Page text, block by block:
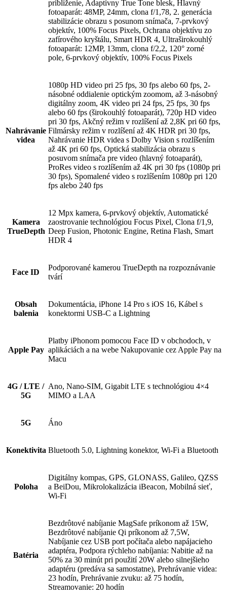
priblíženie, Adaptívny True Tone blesk, Hlavný
fotoaparát: 48MP, 24mm, clona f/1,78, 2. generácia
stabilizácie obrazu s posunom snímača, 7-prvkový
objektív, 100% Focus Pixels, Ochrana objektívu zo
zafírového kryštálu, Smart HDR 4, Ultraširokouhlý
fotoaparát: 12MP, 13mm, clona f/2,2, 120° zorné
pole, 6-prvkový objektív, 100% Focus Pixels
Nahrávanie
videa
1080p HD video pri 25 fps, 30 fps alebo 60 fps, 2-
násobné oddialenie optickým zoomom, až 3-násobný
digitálny zoom, 4K video pri 24 fps, 25 fps, 30 fps
alebo 60 fps (širokouhlý fotoaparát), 720p HD video
pri 30 fps, Akčný režim v rozlíšení až 2,8K pri 60 fps,
Filmársky režim v rozlíšení až 4K HDR pri 30 fps,
Nahrávanie HDR videa s Dolby Vision s rozlíšením
až 4K pri 60 fps, Optická stabilizácia obrazu s
posuvom snímača pre video (hlavný fotoaparát),
ProRes video s rozlíšením až 4K pri 30 fps (1080p pri
30 fps), Spomalené video s rozlíšením 1080p pri 120
fps alebo 240 fps
Kamera
TrueDepth
12 Mpx kamera, 6-prvkový objektív, Automatické
zaostrovanie technológiou Focus Pixel, Clona f/1,9,
Deep Fusion, Photonic Engine, Retina Flash, Smart
HDR 4
Face ID
Podporované kamerou TrueDepth na rozpoznávanie
tvárí
Obsah
balenia
Dokumentácia, iPhone 14 Pro s iOS 16, Kábel s
konektormi USB‑C a Lightning
Apple Pay
Platby iPhonom pomocou Face ID v obchodoch, v
aplikáciách a na webe Nakupovanie cez Apple Pay na
Macu
4G / LTE /
5G
Ano, Nano-SIM, Gigabit LTE s technológiou 4×4
MIMO a LAA
5G Áno
Konektivita Bluetooth 5.0, Lightning konektor, Wi-Fi a Bluetooth
Poloha
Digitálny kompas, GPS, GLONASS, Galileo, QZSS
a BeiDou, Mikrolokalizácia iBeacon, Mobilná sieť,
Wi‑Fi
Batéria
Bezdrôtové nabíjanie MagSafe príkonom až 15W,
Bezdrôtové nabíjanie Qi príkonom až 7,5W,
Nabíjanie cez USB port počítača alebo napájacieho
adaptéra, Podpora rýchleho nabíjania: Nabitie až na
50% za 30 minút pri použití 20W alebo silnejšieho
adaptéru (predáva sa samostatne), Prehrávanie videa:
23 hodín, Prehrávanie zvuku: až 75 hodín,
Streamovanie: 20 hodín